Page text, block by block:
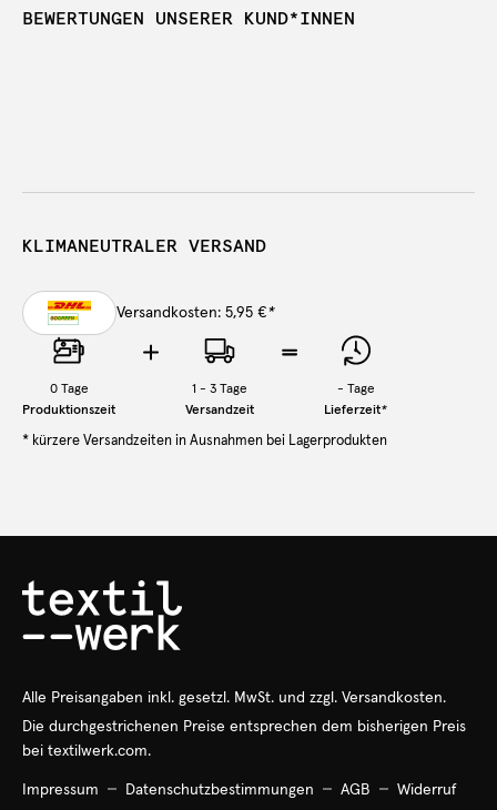
BEWERTUNGEN UNSERER KUND*INNEN
KLIMANEUTRALER VERSAND
Versandkosten: 5,95 €*
0Tage
Produktionszeit
1 - 3 Tage
Versandzeit
- Tage
Lieferzeit*
* kürzere Versandzeiten in Ausnahmen bei Lagerprodukten
Alle Preisangaben inkl. gesetzl. MwSt. und zzgl. Versandkosten.
Die durchgestrichenen Preise entsprechen dem bisherigen Preis
bei textilwerk.com.
Impressum Datenschutzbestimmungen AGB
Widerruf